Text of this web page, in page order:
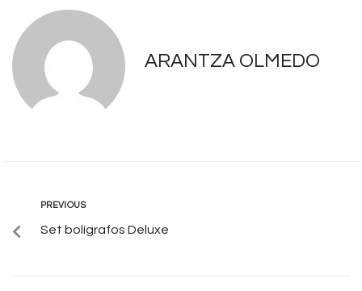
ARANTZA OLMEDO
PREVIOUS
Set bolígrafos Deluxe